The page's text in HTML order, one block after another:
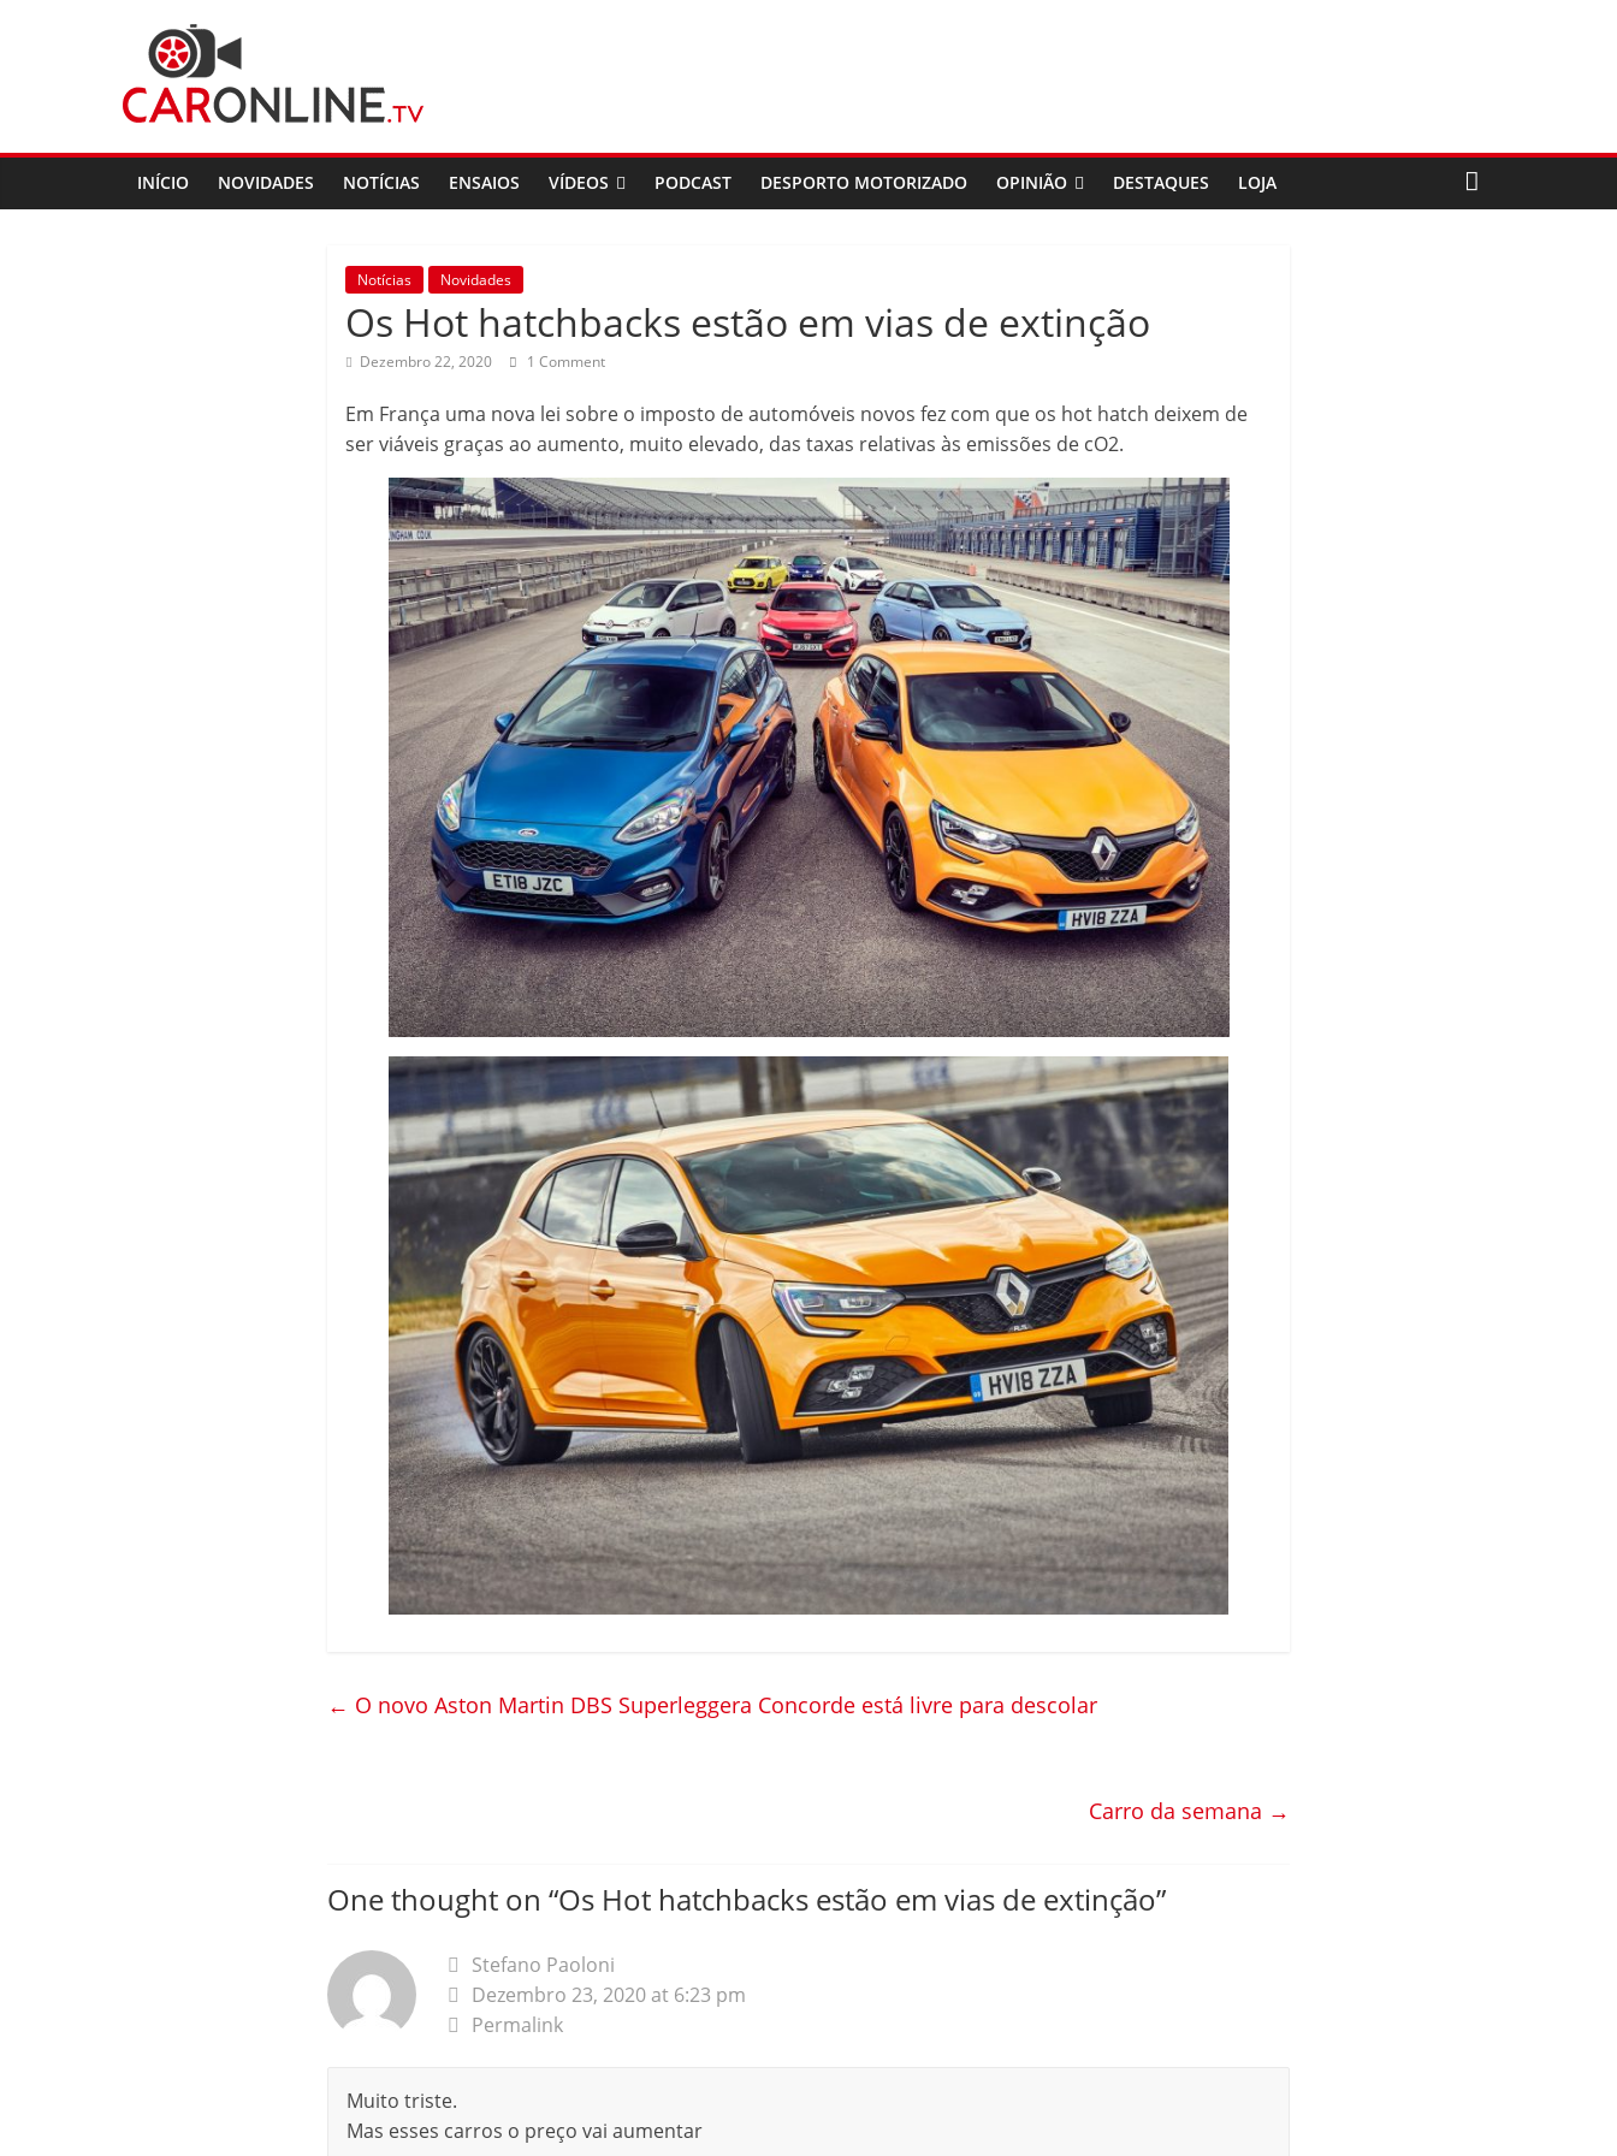
CarOnline.TV
CarOnline.TV
Ensaios
Automóvel
INÍCIO NOVIDADES NOTÍCIAS ENSAIOS VÍDEOS PODCAST DESPORTO MOTORIZADO OPINIÃO DESTAQUES LOJA
Notícias Novidades
Os Hot hatchbacks estão em vias de extinção
Dezembro 22, 2020 1 Comment
Em França uma nova lei sobre o imposto de automóveis novos fez com que os hot hatch deixem de
ser viáveis graças ao aumento, muito elevado, das taxas relativas às emissões de cO2.
← O novo Aston Martin DBS Superleggera Concorde está livre para descolar
Carro da semana →
One thought on “Os Hot hatchbacks estão em vias de extinção”
Stefano Paoloni
Dezembro 23, 2020 at 6:23 pm
Permalink
Muito triste.
Mas esses carros o preço vai aumentar